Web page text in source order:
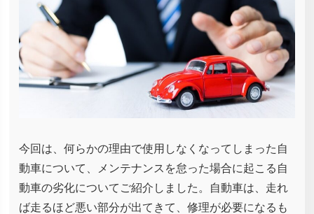
今回は、何らかの理由で使用しなくなってしまった自
動車について、メンテナンスを怠った場合に起こる自
動車の劣化についてご紹介しました。自動車は、走れ
ば走るほど悪い部分が出てきて、修理が必要になるも